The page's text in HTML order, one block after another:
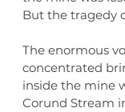
But the tragedy
The enormous
concentrated
inside the mine
Corund Stream